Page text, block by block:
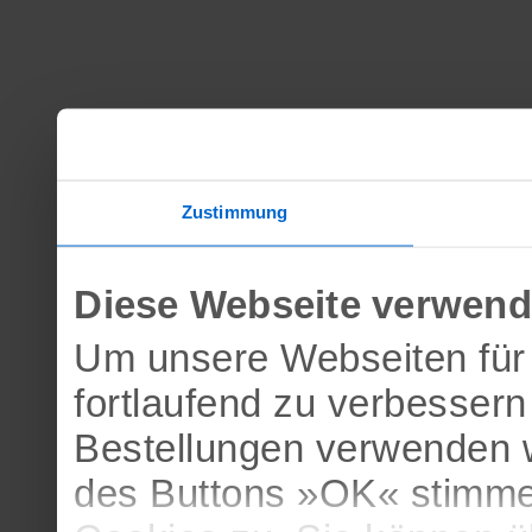
Zustimmung
Diese Webseite
Um unsere Webseiten
fortlaufend zu
Bestellungen
des Buttons »OK«